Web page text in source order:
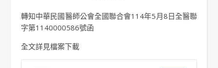
轉知中華民國醫師公會全國聯合會114年5月8日全醫聯
字第1140000586號函
全文詳見檔案下載